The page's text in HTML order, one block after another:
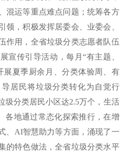
混运等重点难点问题；统筹各方
领，积极发挥居委会、业委会、
作用，全省垃圾分类志愿者队伍
宣传引导活动，每月“有主题、
展夏季厨余月、分类体验周、有
居民将垃圾分类转化为自觉行
圾分类居民小区达2.5万个，生活
各地通过常态化探索推行，在增
、AI智慧助力等方面，涌现了一
的特色做法，全省垃圾分类水平